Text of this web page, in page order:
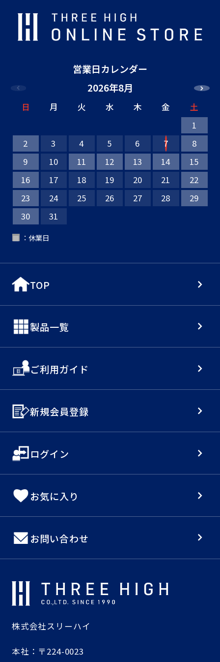
営業日カレンダー
2026年8月
日 月 火 水 木 金
土
1
2
3 4 5 6 7
8
9
10 11 12 13 14
15
16
17 18 19 20 21
22
23
24 25 26 27 28
29
30
31
■ ：休業日
TOP
製品一覧
ご利用ガイド
新規会員登録
ログイン
お気に入り
お問い合わせ
株式会社スリーハイ
本社： 〒224-0023